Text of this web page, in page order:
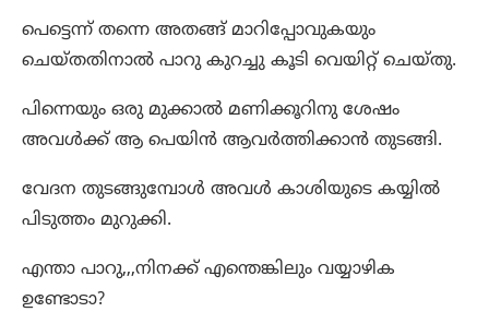
പെട്ടെന്ന് തന്നെ അതങ്ങ് മാറിപ്പോവുകയും
ചെയ്തതിനാൽ പാറു കുറച്ചു കൂടി വെയിറ്റ് ചെയ്തു.
പിന്നെയും ഒരു മുക്കാൽ മണിക്കൂറിനു ശേഷം
അവൾക്ക് ആ പെയിൻ ആവർത്തിക്കാൻ തുടങ്ങി.
വേദന തുടങ്ങുമ്പോൾ അവൾ കാശിയുടെ കയ്യിൽ
പിടുത്തം മുറുക്കി.
എന്താ പാറു,,,നിനക്ക് എന്തെങ്കിലും വയ്യാഴിക
ഉണ്ടോടാ?